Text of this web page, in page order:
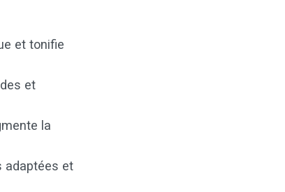
et tonifie
et
la
adaptées et